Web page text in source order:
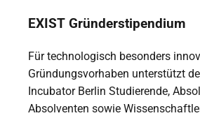
EXIST Gründerstipendium
Für technologisch besonders
Gründungsvorhaben unterstützt
Incubator Berlin Studierende,
Absolventen sowie